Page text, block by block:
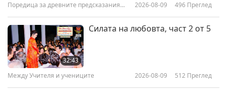
58:33
54:50
Поредица за древните предсказания
2026-08-09 496 Преглед
32:43
Силата на любовта, част 2 от 5
Между Учителя и учениците 2026-08-09 512 Преглед